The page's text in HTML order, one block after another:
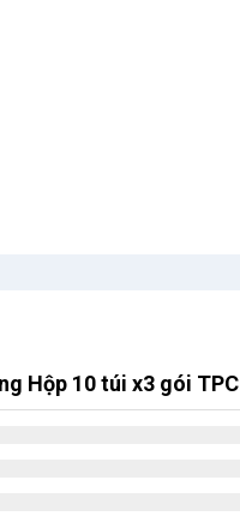
Hộp 10 túi x3 gói TPC